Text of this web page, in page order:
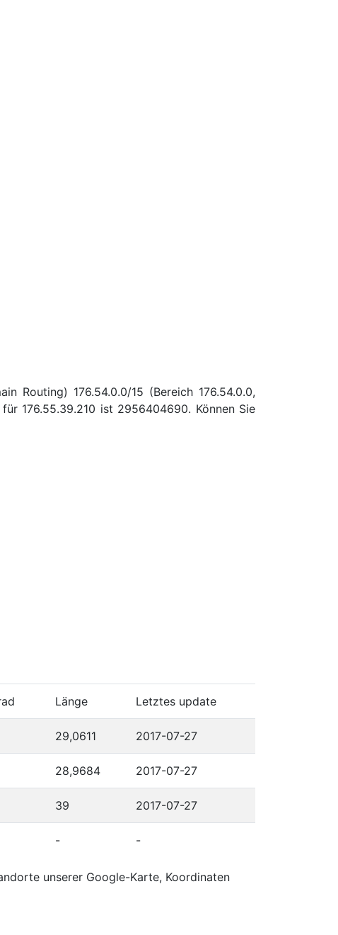
Routing) 176.54.0.0/15 (Bereich 176.54.0.0,
176.55.39.210 ist 2956404690. Können Sie
Länge Letztes update
29,0611 2017-07-27
28,9684 2017-07-27
39 2017-07-27
- -
unserer Google-Karte, Koordinaten